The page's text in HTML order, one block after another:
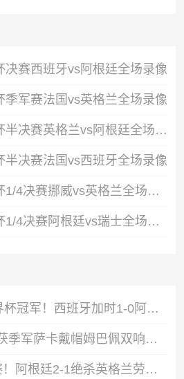
决赛西班牙vs阿根廷全场录像
季军赛法国vs英格兰全场录像
07月16日世界杯半决赛英格兰vs阿根廷全场录像
半决赛法国vs西班牙全场录像
07月12日世界杯1/4决赛挪威vs英格兰全场录像
07月12日世界杯1/4决赛阿根廷vs瑞士全场录像
时隔16年夺世界杯冠军！西班牙加时1-0阿根廷费兰制胜恩佐染红
英格兰6-4法国获季军萨卡戴帽姆巴佩双响创纪录奥利塞2助+失良机
连续两届进决赛！阿根廷2-1绝杀英格兰劳塔罗恩佐破门梅西两助攻